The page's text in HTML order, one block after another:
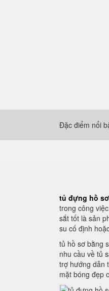
Đặc điểm nổi
tủ đựng hồ
trong công
sắt tốt là sản
su cố định
tủ hồ sơ bằng
nhu cầu về tủ
trợ hướng dẫn
mặt bóng đẹp